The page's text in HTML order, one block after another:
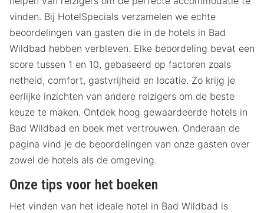
vinden. Bij HotelSpecials verzamelen we echte
beoordelingen van gasten die in de hotels in Bad
Wildbad hebben verbleven. Elke beoordeling bevat een
score tussen 1 en 10, gebaseerd op factoren zoals
netheid, comfort, gastvrijheid en locatie. Zo krijg je
eerlijke inzichten van andere reizigers om de beste
keuze te maken. Ontdek hoog gewaardeerde hotels in
Bad Wildbad en boek met vertrouwen. Onderaan de
pagina vind je de beoordelingen van onze gasten over
zowel de hotels als de omgeving.
Onze tips voor het boeken
Het vinden van het ideale hotel in Bad Wildbad is